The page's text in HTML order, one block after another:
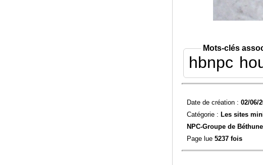
Mots-clés
hbnpc
Date de création : 02/06/
Catégorie : Les sites
NPC-Groupe de
Page lue 5237 fois